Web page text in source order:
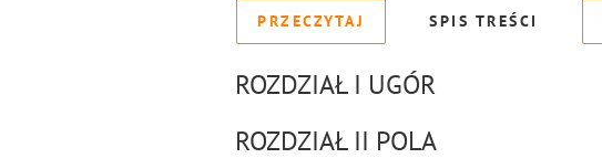
PRZECZYTAJ SPIS TREŚCI
ROZDZIAŁ I UGÓR
ROZDZIAŁ II POLA